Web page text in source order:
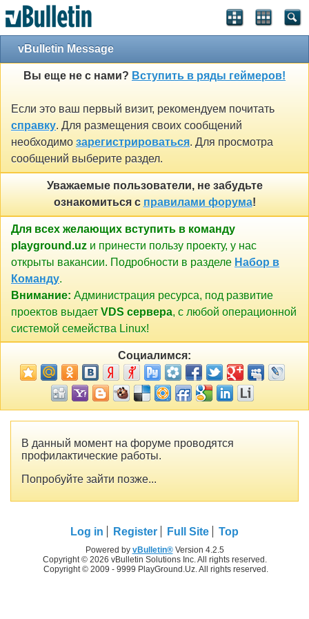
vBulletin Message
Вы еще не с нами? Вступить в ряды геймеров!
Если это ваш первый визит, рекомендуем почитать
справку. Для размещения своих сообщений
необходимо зарегистрироваться. Для просмотра
сообщений выберите раздел.
Уважаемые пользователи, не забудьте
ознакомиться с правилами форума!
Для всех желающих вступить в команду
playground.uz и принести пользу проекту, у нас
открыты вакансии. Подробности в разделе Набор в
Команду.
Внимание: Администрация ресурса, под развитие
проектов выдает VDS сервера, с любой операционной
системой семейства Linux!
Социалимся:
В данный момент на форуме проводятся
профилактические работы.
Попробуйте зайти позже...
Log in Register Full Site Top
Powered by vBulletin®Version 4.2.5
Copyright © 2026 vBulletin Solutions Inc. All rights reserved.
Copyright © 2009 - 9999 PlayGround.Uz. All rights reserved.